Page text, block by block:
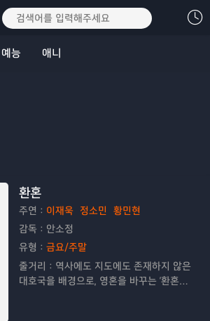
예능 애니
환혼
주연： 이재욱 정소민
황민현
감독： 안소정
유형： 금요/주말
줄거리： 역사에도 지도에도 존재하지 않은
대호국을 배경으로, 영혼을 바꾸는 '환혼